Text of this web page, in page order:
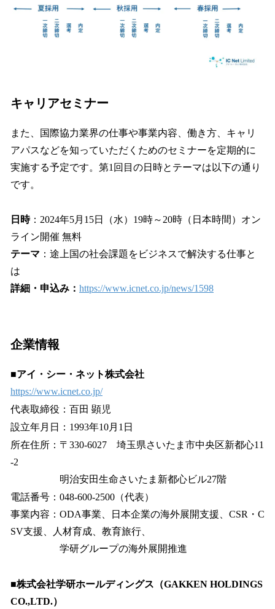
キャリアセミナー
また、国際協力業界の仕事や事業内容、働き方、キャリ
アパスなどを知っていただくためのセミナーを定期的に
実施する予定です。第1回目の日時とテーマは以下の通り
です。
日時：2024年5月15日（水）19時～20時（日本時間）オン
ライン開催 無料
テーマ ：途上国の社会課題をビジネスで解決する仕事と
は
詳細・申込み： https://www.icnet.co.jp/news/1598
企業情報
■アイ・シー・ネット株式会社
https://www.icnet.co.jp/
代表取締役：百田 顕児
設立年月日：1993年10月1日
所在住所：〒330-6027 埼玉県さいたま市中央区新都心11
-2
明治安田生命さいたま新都心ビル27階
電話番号：048-600-2500（代表）
事業内容：ODA事業、日本企業の海外展開支援、CSR・C
SV支援、人材育成、教育旅行、
学研グループの海外展開推進
■株式会社学研ホールディングス（GAKKEN HOLDINGS
CO.,LTD.）